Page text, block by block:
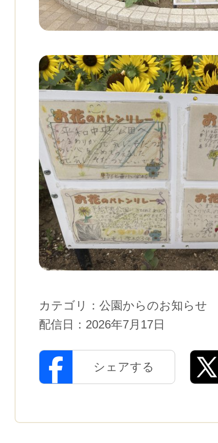
カテゴリ： 公園からのお知らせ
配信日： 2026年7月17日
シェアする